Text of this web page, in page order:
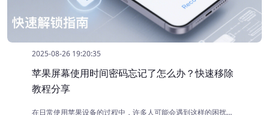
2025-08-26 19:20:35
苹果屏幕使用时间密码忘记了怎么办？快速移除
教程分享
在日常使用苹果设备的过程中，许多人可能会遇到这样的困扰：忘记了屏幕使用时间的密码。这不仅会限制我们对设备的使用，也可能影响到某些重要功能的访问。